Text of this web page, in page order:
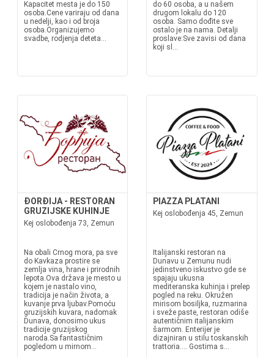
Kapacitet mesta je do 150
osoba.Cene variraju od dana
u nedelji, kao i od broja
osoba.Organizujemo
svadbe, rodjenja deteta...
do 60 osoba, a u našem
drugom lokalu do 120
osoba. Samo dođite sve
ostalo je na nama. Detalji
proslave:Sve zavisi od dana
koji sl...
ĐORĐIJA - RESTORAN
GRUZIJSKE KUHINJE
Kej oslobođenja 73, Zemun
Na obali Crnog mora, pa sve
do Kavkaza prostire se
zemlja vina, hrane i prirodnih
lepota.Ova država je mesto u
kojem je nastalo vino,
tradicija je način života, a
kuvanje prva ljubav.Pomoću
gruzijskih kuvara, nadomak
Dunava, donosimo ukus
tradicije gruzijskog
naroda.Sa fantastičnim
pogledom u mirnom...
PIAZZA PLATANI
Kej oslobođenja 45, Zemun
Italijanski restoran na
Dunavu u Zemunu nudi
jedinstveno iskustvo gde se
spajaju ukusna
mediteranska kuhinja i prelep
pogled na reku. Okružen
mirisom bosiljka, ruzmarina
i sveže paste, restoran odiše
autentičnim italijanskim
šarmom. Enterijer je
dizajniran u stilu toskanskih
trattoria.... Gostima s...